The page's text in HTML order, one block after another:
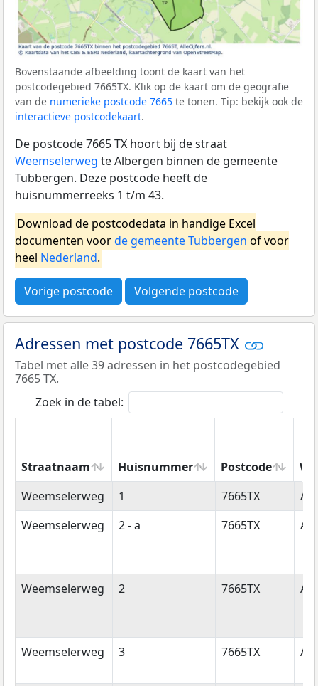
Bovenstaande afbeelding toont de kaart van het
postcodegebied 7665TX. Klik op de kaart om de geografie
van de numerieke postcode 7665 te tonen. Tip: bekijk ook de
interactieve postcodekaart.
De postcode 7665 TX hoort bij de straat
Weemselerweg te Albergen binnen de gemeente
Tubbergen. Deze postcode heeft de
huisnummerreeks 1 t/m 43.
Download de postcodedata in handige Excel
documenten voorde gemeente Tubbergen of voor
heel Nederland.
Vorige postcode Volgende postcode
Adressen met postcode 7665TX
Tabel met alle 39 adressen in het postcodegebied
7665 TX.
Zoek in de tabel:
Straatnaam Huisnummer Postcode
Straatnaam
Huisnummer Postcode
Weemselerweg 1 7665TX
Weemselerweg
2 - a 7665TX
Weemselerweg 2 7665TX
Weemselerweg 3 7665TX